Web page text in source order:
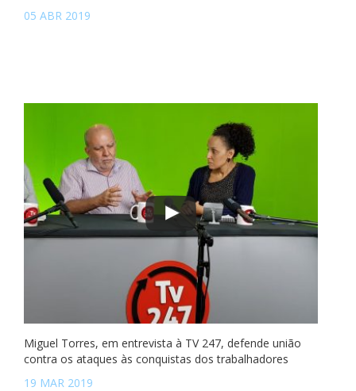
05 ABR 2019
Miguel Torres, em entrevista à TV 247, defende união
contra os ataques às conquistas dos trabalhadores
19 MAR 2019